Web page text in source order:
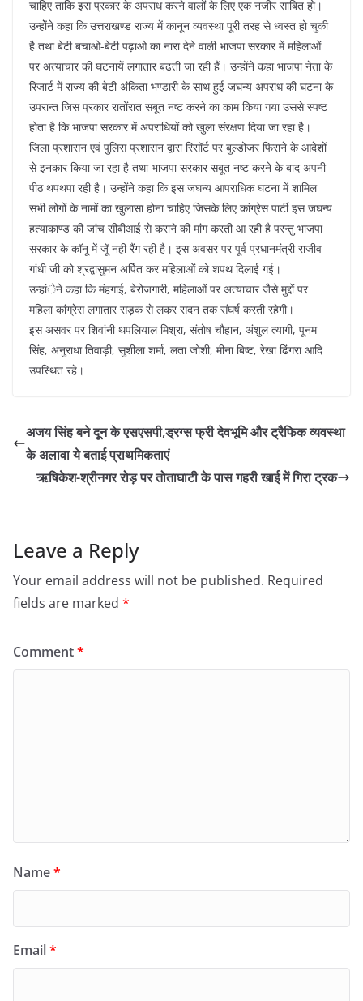
चाहिए ताकि इस प्रकार के अपराध करने वालों के लिए एक नजीर साबित हो।
उन्होेंने कहा कि उत्तराखण्ड राज्य में कानून व्यवस्था पूरी तरह से ध्वस्त हो चुकी
है तथा बेटी बचाओ-बेटी पढ़ाओ का नारा देने वाली भाजपा सरकार में महिलाओं
पर अत्याचार की घटनायें लगातार बढती जा रही हैं। उन्होंने कहा भाजपा नेता के
रिजार्ट में राज्य की बेटी अंकिता भण्डारी के साथ हुई जघन्य अपराध की घटना के
उपरान्त जिस प्रकार रातोंरात सबूत नष्ट करने का काम किया गया उससे स्पष्ट
होता है कि भाजपा सरकार में अपराधियों को खुला संरक्षण दिया जा रहा है।
जिला प्रशासन एवं पुलिस प्रशासन द्वारा रिसॉर्ट पर बुल्डोजर फिराने के आदेशों
से इनकार किया जा रहा है तथा भाजपा सरकार सबूत नष्ट करने के बाद अपनी
पीठ थपथपा रही है। उन्होंने कहा कि इस जघन्य आपराधिक घटना में शामिल
सभी लोगों के नामों का खुलासा होना चाहिए जिसके लिए कांग्रेस पार्टी इस जघन्य
हत्याकाण्ड की जांच सीबीआई से कराने की मांग करती आ रही है परन्तु भाजपा
सरकार के कॉनू में जॅू नही रैंग रही है। इस अवसर पर पूर्व प्रधानमंत्री राजीव
गांधी जी को श्रद्वासुमन अर्पित कर महिलाओं को शपथ दिलाई गई।
उन्हांेने कहा कि मंहगाई, बेरोजगारी, महिलाओं पर अत्याचार जैसे मुद्दों पर
महिला कांग्रेस लगातार सड़क से लकर सदन तक संघर्ष करती रहेगी।
इस असवर पर शिवांनी थपलियाल मिश्रा, संतोष चौहान, अंशुल त्यागी, पूनम
सिंह, अनुराधा तिवाड़ी, सुशीला शर्मा, लता जोशी, मीना बिष्ट, रेखा ढिंगरा आदि
उपस्थित रहे।
अजय सिंह बने दून के एसएसपी,ड्रग्स फ्री देवभूमि और ट्रैफिक व्यवस्था
के अलावा ये बताई प्राथमिकताएं
ऋषिकेश-श्रीनगर रोड़ पर तोताघाटी के पास गहरी खाई में गिरा ट्रक
Leave a Reply
Your email address will not be published. Required
fields are marked *
Comment*
Name*
Email*